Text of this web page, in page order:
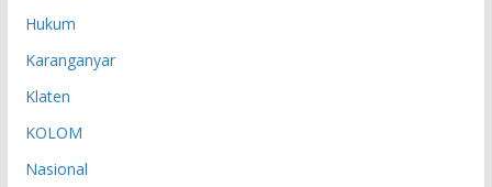
Hukum
Karanganyar
Klaten
KOLOM
Nasional